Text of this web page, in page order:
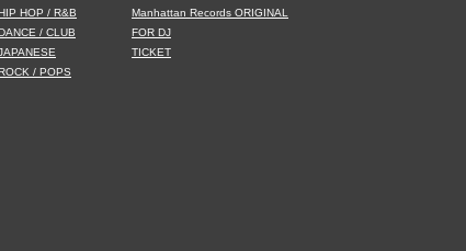
HOP / R&B
/ CLUB
/ POPS
Manhattan Records ORIGINAL
FOR DJ
TICKET